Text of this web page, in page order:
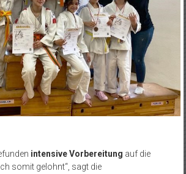
intensive Vorbereitung auf die
somit gelohnt“, sagt die